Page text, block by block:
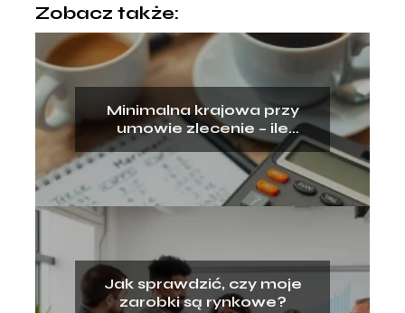
Zobacz także:
Minimalna krajowa przy
umowie zlecenie – ile
dostaniesz?
Jak sprawdzić, czy moje
zarobki są rynkowe?